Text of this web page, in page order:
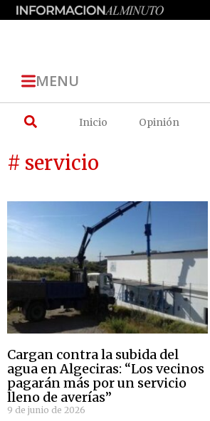
MENU
Inicio Opinión
# servicio
Cargan contra la subida del
agua en Algeciras: “Los vecinos
pagarán más por un servicio
lleno de averías”
9 de junio de 2026